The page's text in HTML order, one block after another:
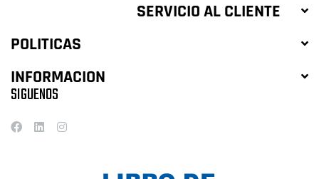
SERVICIO AL CLIENTE
POLITICAS
INFORMACION
SIGUENOS